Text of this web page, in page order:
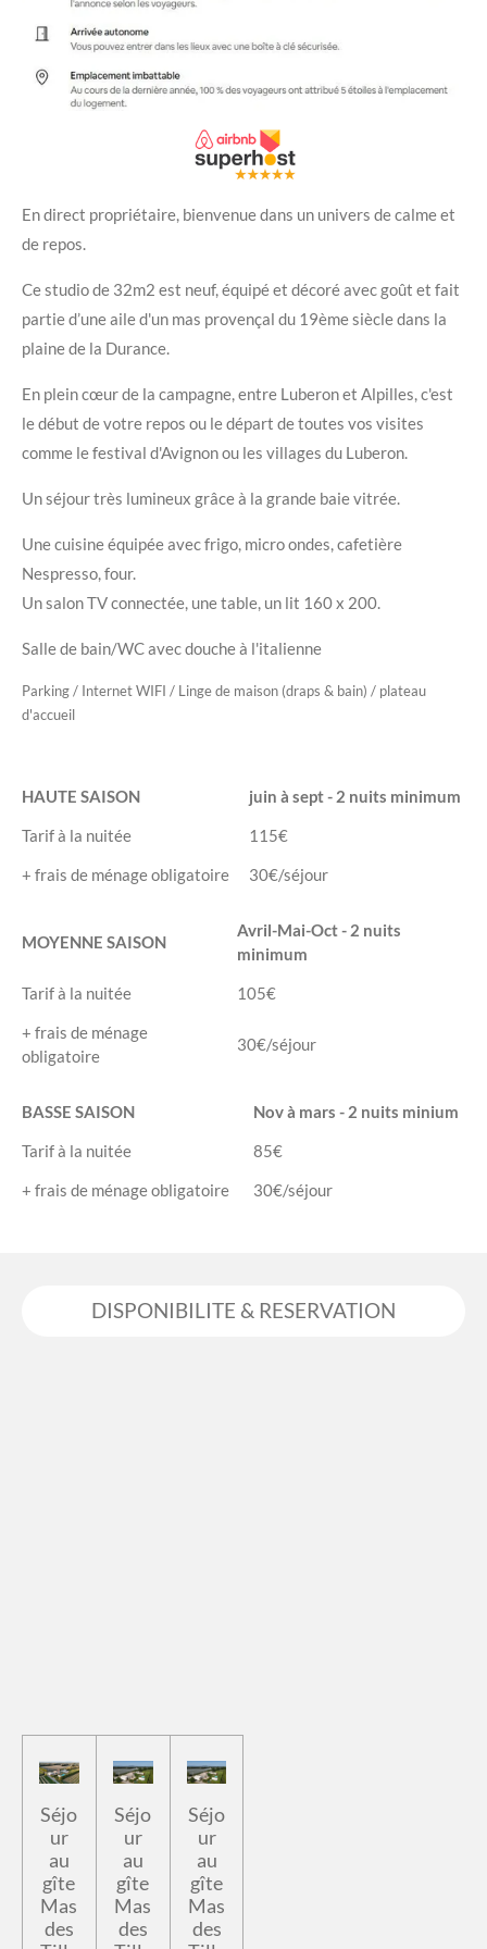
En direct propriétaire, bienvenue dans un univers de calme et
de repos.
Ce studio de 32m2 est neuf, équipé et décoré avec goût et fait
partie d’une aile d'un mas provençal du 19ème siècle dans la
plaine de la Durance.
En plein cœur de la campagne, entre Luberon et Alpilles, c'est
le début de votre repos ou le départ de toutes vos visites
comme le festival d'Avignon ou les villages du Luberon.
Un séjour très lumineux grâce à la grande baie vitrée.
Une cuisine équipée avec frigo, micro ondes, cafetière
Nespresso, four.
Un salon TV connectée, une table, un lit 160 x 200.
Salle de bain/WC avec douche à l'italienne
Parking / Internet WIFI / Linge de maison (draps & bain) / plateau
d'accueil
HAUTE SAISON
juin à sept - 2 nuits minimum
Tarif à la nuitée
115€
+ frais de ménage obligatoire
30€/séjour
MOYENNE SAISON
Avril-Mai-Oct - 2 nuits
minimum
Tarif à la nuitée
105€
+ frais de ménage
obligatoire
30€/séjour
BASSE SAISON
Nov à mars - 2 nuits minium
Tarif à la nuitée
85€
+ frais de ménage obligatoire
30€/séjour
DISPONIBILITE & RESERVATION
Séjo
ur
au
gîte
Mas
des
Séjo
ur
au
gîte
Mas
des
Séjo
ur
au
gîte
Mas
des